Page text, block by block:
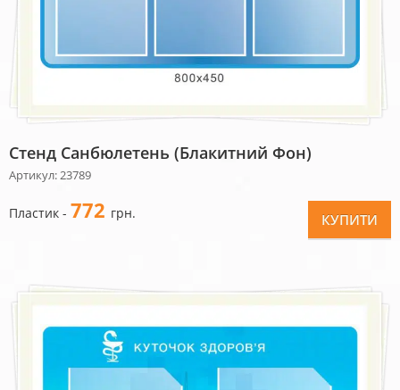
Стенд Санбюлетень (блакитний Фон)
Артикул: 23789
Пластик - 772 грн. КУПИТИ